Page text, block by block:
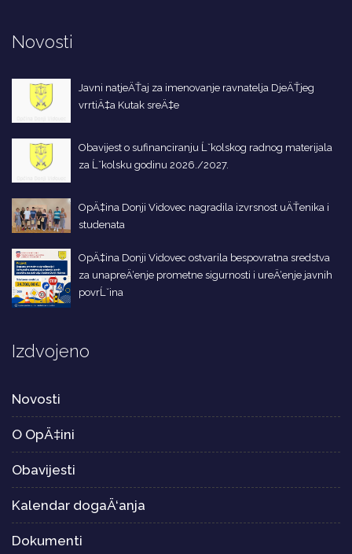
Novosti
Javni natjeÄŤaj za imenovanje ravnatelja DjeÄŤjeg
vrrtiÄ‡a Kutak sreÄ‡e
Obavijest o sufinanciranju Ĺˇkolskog radnog materijala
za Ĺˇkolsku godinu 2026./2027.
OpÄ‡ina Donji Vidovec nagradila izvrsnost uÄŤenika i
studenata
OpÄ‡ina Donji Vidovec ostvarila bespovratna sredstva
za unapreÄ‘enje prometne sigurnosti i ureÄ‘enje javnih
povrĹˇina
Izdvojeno
Novosti
O OpÄ‡ini
Obavijesti
Kalendar dogaÄ‘anja
Dokumenti